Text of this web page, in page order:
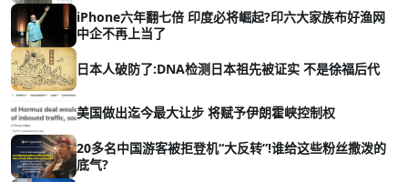
iPhone六年翻七倍 印度必将崛起?印六大家族布好渔网
中企不再上当了
日本人破防了:DNA检测日本祖先被证实 不是徐福后代
美国做出迄今最大让步 将赋予伊朗霍峡控制权
20多名中国游客被拒登机“大反转”!谁给这些粉丝撒泼的
底气?